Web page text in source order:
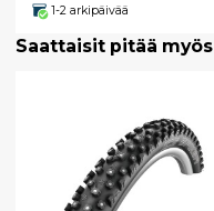
1-2 arkipäivää
Saattaisit pitää myös